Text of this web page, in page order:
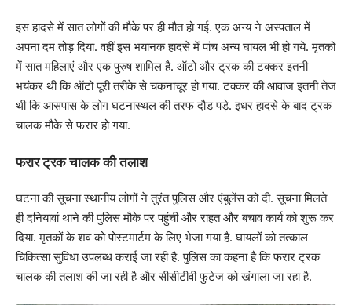
इस हादसे में सात लोगों की मौके पर ही मौत हो गई. एक अन्य ने अस्पताल में
अपना दम तोड़ दिया. वहीं इस भयानक हादसे में पांच अन्य घायल भी हो गये. मृतकों
में सात महिलाएं और एक पुरुष शामिल है. ऑटो और ट्रक की टक्कर इतनी
भयंकर थी कि ऑटो पूरी तरीके से चकनाचूर हो गया. टक्कर की आवाज इतनी तेज
थी कि आसपास के लोग घटनास्थल की तरफ दौड पड़े. इधर हादसे के बाद ट्रक
चालक मौके से फरार हो गया.
फरार ट्रक चालक की तलाश
घटना की सूचना स्थानीय लोगों ने तुरंत पुलिस और एंबुलेंस को दी. सूचना मिलते
ही दनियावां थाने की पुलिस मौके पर पहुंची और राहत और बचाव कार्य को शुरू कर
दिया. मृतकों के शव को पोस्टमार्टम के लिए भेजा गया है. घायलों को तत्काल
चिकित्सा सुविधा उपलब्ध कराई जा रही है. पुलिस का कहना है कि फरार ट्रक
चालक की तलाश की जा रही है और सीसीटीवी फुटेज को खंगाला जा रहा है.